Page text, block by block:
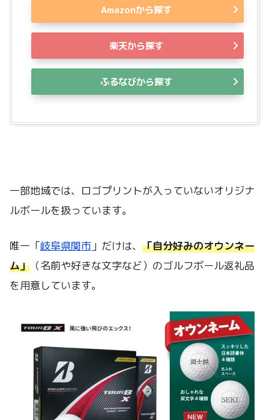
Amazonから探す
楽天から探す
ふるなびから探す
一部地域では、ロゴプリントが入っていないオリジナ
ルボールを扱っています。
唯一「岐阜県関市 」だけは、 「自分好みのオウンネー
ム」 （名前や好きな文字など）のゴルフボール返礼品
を用意しています。